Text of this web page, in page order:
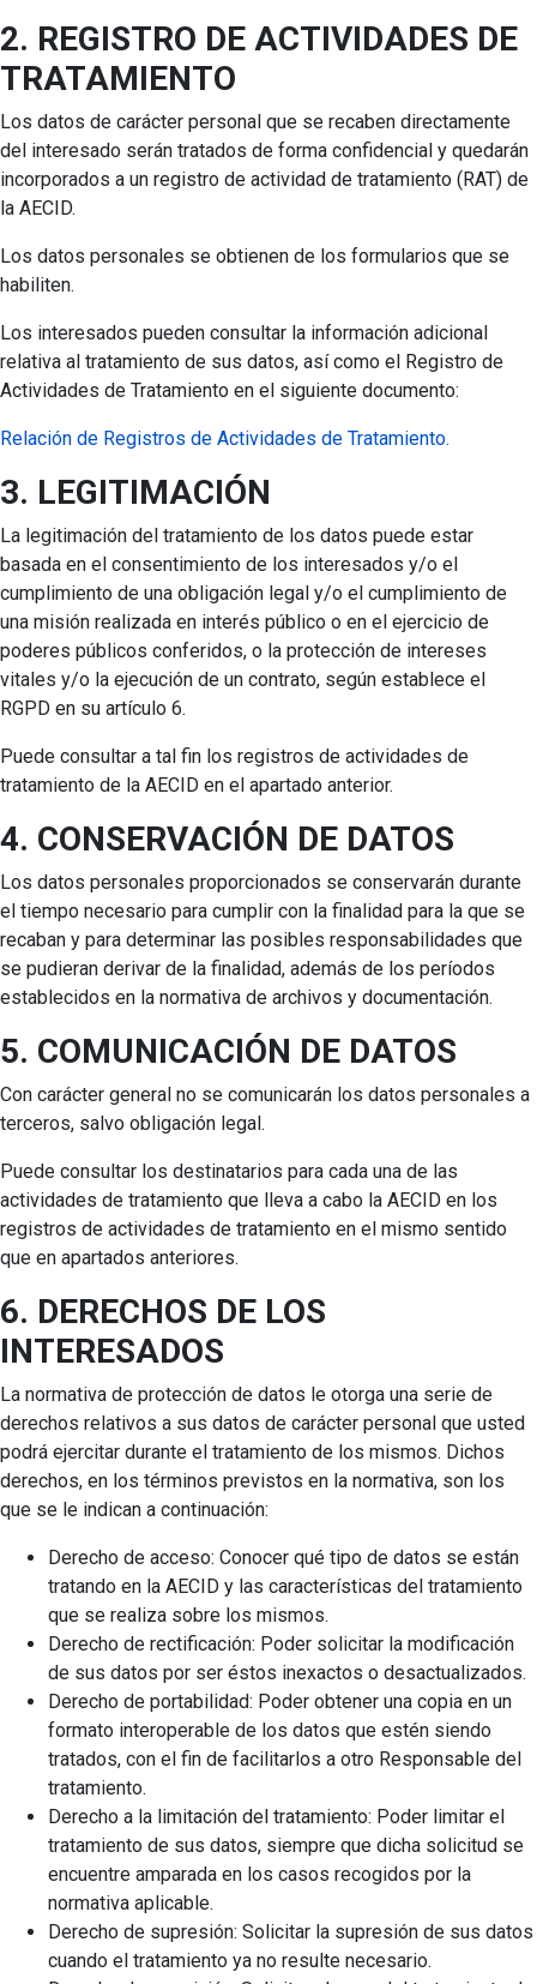
2. REGISTRO DE ACTIVIDADES DE
TRATAMIENTO
Los datos de carácter personal que se recaben directamente
del interesado serán tratados de forma confidencial y quedarán
incorporados a un registro de actividad de tratamiento (RAT) de
la AECID.
Los datos personales se obtienen de los formularios que se
habiliten.
Los interesados pueden consultar la información adicional
relativa al tratamiento de sus datos, así como el Registro de
Actividades de Tratamiento en el siguiente documento:
Relación de Registros de Actividades de Tratamiento.
3. LEGITIMACIÓN
La legitimación del tratamiento de los datos puede estar
basada en el consentimiento de los interesados y/o el
cumplimiento de una obligación legal y/o el cumplimiento de
una misión realizada en interés público o en el ejercicio de
poderes públicos conferidos, o la protección de intereses
vitales y/o la ejecución de un contrato, según establece el
RGPD en su artículo 6.
Puede consultar a tal fin los registros de actividades de
tratamiento de la AECID en el apartado anterior.
4. CONSERVACIÓN DE DATOS
Los datos personales proporcionados se conservarán durante
el tiempo necesario para cumplir con la finalidad para la que se
recaban y para determinar las posibles responsabilidades que
se pudieran derivar de la finalidad, además de los períodos
establecidos en la normativa de archivos y documentación.
5. COMUNICACIÓN DE DATOS
Con carácter general no se comunicarán los datos personales a
terceros, salvo obligación legal.
Puede consultar los destinatarios para cada una de las
actividades de tratamiento que lleva a cabo la AECID en los
registros de actividades de tratamiento en el mismo sentido
que en apartados anteriores.
6. DERECHOS DE LOS
INTERESADOS
La normativa de protección de datos le otorga una serie de
derechos relativos a sus datos de carácter personal que usted
podrá ejercitar durante el tratamiento de los mismos. Dichos
derechos, en los términos previstos en la normativa, son los
que se le indican a continuación:
Derecho de acceso: Conocer qué tipo de datos se están
tratando en la AECID y las características del tratamiento
que se realiza sobre los mismos.
Derecho de rectificación: Poder solicitar la modificación
de sus datos por ser éstos inexactos o desactualizados.
Derecho de portabilidad: Poder obtener una copia en un
formato interoperable de los datos que estén siendo
tratados, con el fin de facilitarlos a otro Responsable del
tratamiento.
Derecho a la limitación del tratamiento: Poder limitar el
tratamiento de sus datos, siempre que dicha solicitud se
encuentre amparada en los casos recogidos por la
normativa aplicable.
Derecho de supresión: Solicitar la supresión de sus datos
cuando el tratamiento ya no resulte necesario.